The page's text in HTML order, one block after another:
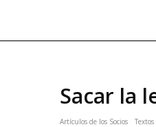
Sacar la
Artículos de los Socios Textos